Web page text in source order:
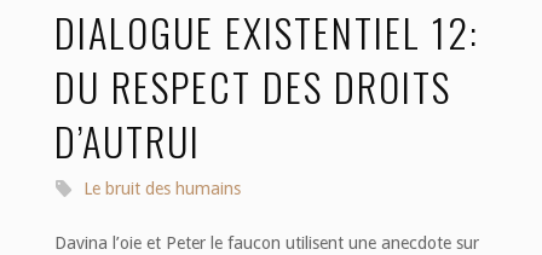
DIALOGUE EXISTENTIEL 12:
DU RESPECT DES DROITS
D’AUTRUI
Le bruit des humains
Davina l’oie et Peter le faucon utilisent une anecdote sur